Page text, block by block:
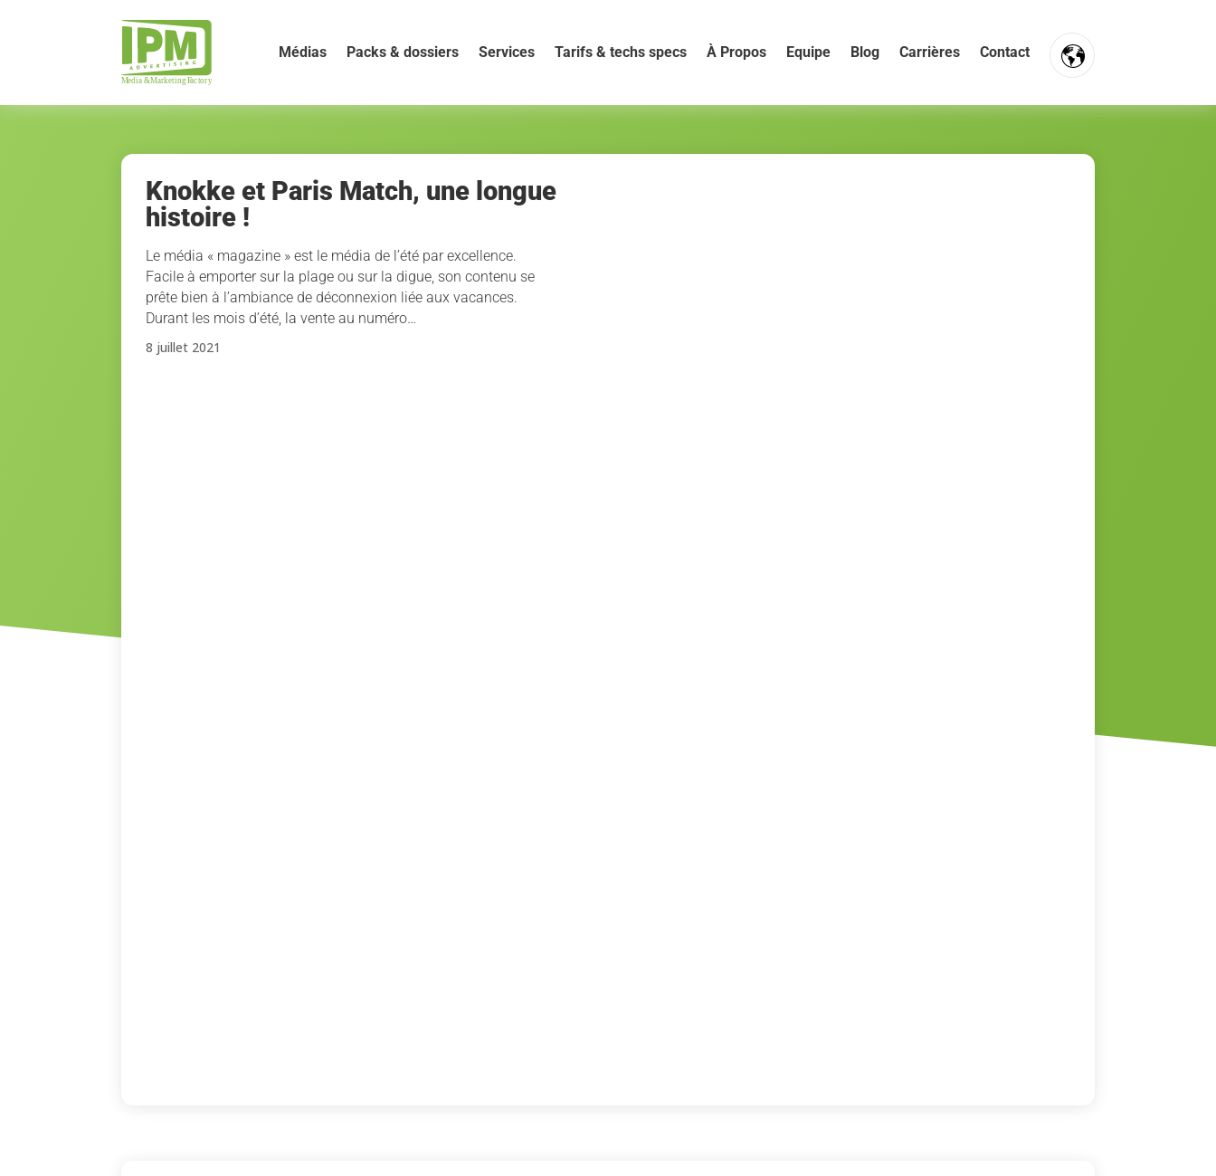
Médias Packs & dossiers Services Tarifs & techs specs À Propos Equipe Blog Carrières Contact
FR
Knokke et Paris Match, une longue
histoire !
Le média « magazine » est le média de l’été par excellence.
Facile à emporter sur la plage ou sur la digue, son contenu se
prête bien à l’ambiance de déconnexion liée aux vacances.
Durant les mois d’été, la vente au numéro…
8 juillet 2021